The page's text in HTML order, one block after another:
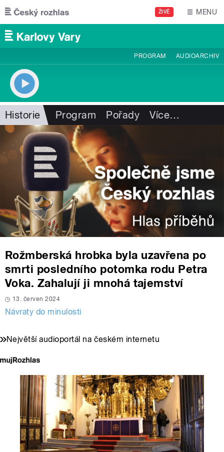
Přejít k hlavnímu obsahu
ŽIVĚ MENU
PROGRAM AUDIOARCHIV
Historie Program Pořady Více…
Rožmberská hrobka byla uzavřena po
smrti posledního potomka rodu Petra
Voka. Zahalují ji mnohá tajemství
13. červen 2024
Návraty do minulosti
Největší audioportál na českém internetu